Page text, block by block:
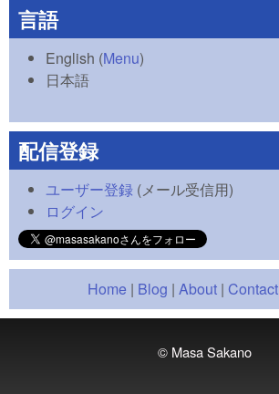
言語
English (Menu)
日本語
配信登録
ユーザー登録 (メール受信用)
ログイン
Home | Blog | About | Contact
© Masa Sakano